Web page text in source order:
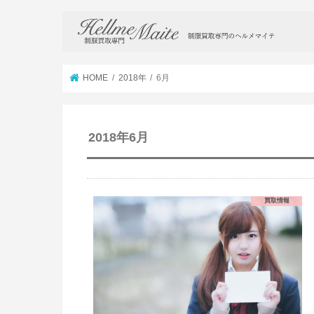
HOME 2018年 6月
2018年6月
買取情報